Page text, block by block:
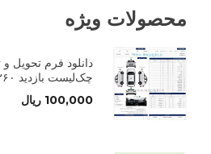
محصولات ویژه
دانلود فرم تحویل
چک‌لیست بازدید ۳۶۰ درجه
100,000 ریال